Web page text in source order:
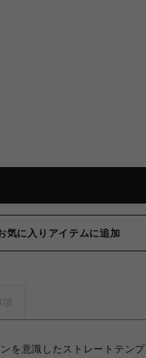
気に入りアイテムに追加
を意識したストレートテンプ